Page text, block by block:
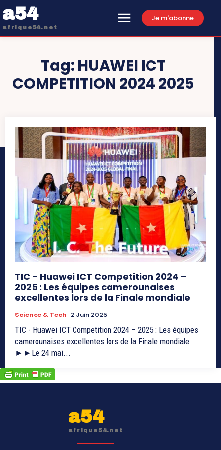
a54
afrique54.net
Je m'abonne
Tag: HUAWEI ICT
COMPETITION 2024 2025
TIC – Huawei ICT Competition 2024 –
2025 : Les équipes camerounaises
excellentes lors de la Finale mondiale
Science & Tech 2 Juin 2025
TIC - Huawei ICT Competition 2024 – 2025 : Les équipes
camerounaises excellentes lors de la Finale mondiale
►►Le 24 mai...
a54
afrique54.net